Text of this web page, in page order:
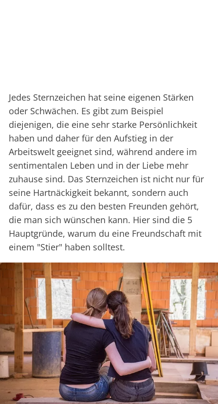
Jedes Sternzeichen hat seine eigenen Stärken
oder Schwächen. Es gibt zum Beispiel
diejenigen, die eine sehr starke Persönlichkeit
haben und daher für den Aufstieg in der
Arbeitswelt geeignet sind, während andere im
sentimentalen Leben und in der Liebe mehr
zuhause sind. Das Sternzeichen ist nicht nur für
seine Hartnäckigkeit bekannt, sondern auch
dafür, dass es zu den besten Freunden gehört,
die man sich wünschen kann. Hier sind die 5
Hauptgründe, warum du eine Freundschaft mit
einem "Stier" haben solltest.